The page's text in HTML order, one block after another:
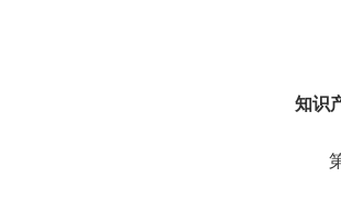
知识